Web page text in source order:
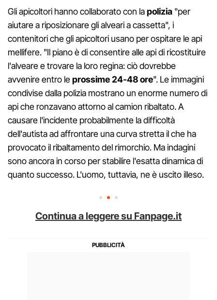
Gli apicoltori hanno collaborato con lapolizia "per
aiutare a riposizionare gli alveari a cassetta", i
contenitori che gli apicoltori usano per ospitare le api
mellifere. "Il piano è di consentire alle api di ricostituire
l'alveare e trovare la loro regina: ciò dovrebbe
avvenire entro leprossime 24-48 ore". Le immagini
condivise dalla polizia mostrano un enorme numero di
api che ronzavano attorno al camion ribaltato. A
causare l'incidente probabilmente la difficoltà
dell'autista ad affrontare una curva stretta il che ha
provocato il ribaltamento del rimorchio. Ma indagini
sono ancora in corso per stabilire l'esatta dinamica di
quanto successo. L'uomo, tuttavia, ne è uscito illeso.
Continua a leggere su Fanpage.it